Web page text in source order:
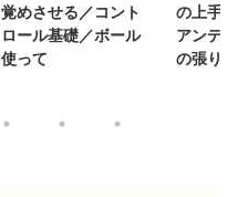
覚めさせる／コント
ロール基礎／ボール
使って
の上手
アンデ
の張り